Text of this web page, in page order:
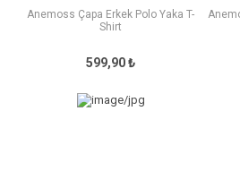
Anemoss Çapa Erkek Polo Yaka T-
Shirt
599,90 ₺